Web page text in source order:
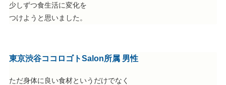
少しずつ食生活に変化を
つけようと思いました。
東京渋谷ココロゴトSalon所属 男性
ただ身体に良い食材というだけでなく